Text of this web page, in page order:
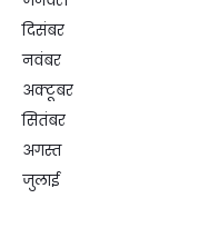
दिसंबर
नवंबर
अक्टूबर
सितंबर
अगस्त
जुलाई